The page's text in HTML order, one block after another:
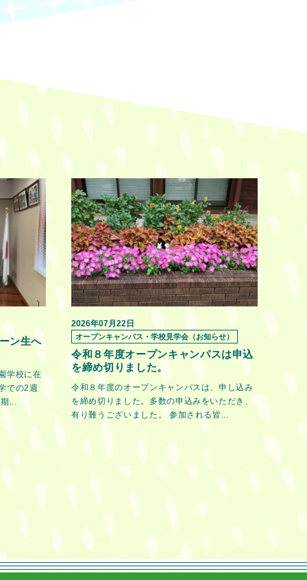
ン生へ
学校に在
での2週
...
2026年07月22日
オープンキャンパス・学校見学会（お知らせ）
令和８年度オープンキャンパスは申込
を締め切りました。
令和８年度のオープンキャンパスは、申し込み
を締め切りました。多数の申込みをいただき、
有り難うございました。 参加される皆...